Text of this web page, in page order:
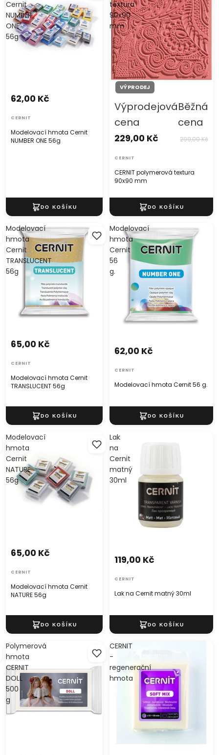
Cernit
NUMBER
ONE
56g
Modelovací hmota Cernit
NUMBER ONE 56g
62,00 Kč
CERNIT
textura
90x90
mm
VÝPRODEJ
CERNIT polymerová textura
90x90 mm
Výprodejová
cena
229,00 Kč
Běžná
cena
299,00 Kč
CERNIT
Modelovací
hmota
Cernit
TRANSLUCENT
56g
Modelovací hmota Cernit
TRANSLUCENT 56g
65,00 Kč
CERNIT
Modelovací
hmota
Cernit
56
g.
Modelovací hmota Cernit 56 g.
62,00 Kč
CERNIT
Modelovací
hmota
Cernit
NATURE
56g
Modelovací hmota Cernit
NATURE 56g
65,00 Kč
CERNIT
Lak
na
Cernit
matný
30ml
Lak na Cernit matný 30ml
119,00 Kč
CERNIT
Polymerová
hmota
CERNIT
DOLL
500
g
CERNIT
-
regenerační
hmota